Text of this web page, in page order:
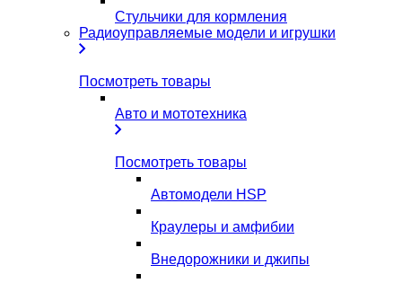
Стульчики для кормления
Радиоуправляемые модели и игрушки
Посмотреть товары
Авто и мототехника
Посмотреть товары
Автомодели HSP
Краулеры и амфибии
Внедорожники и джипы